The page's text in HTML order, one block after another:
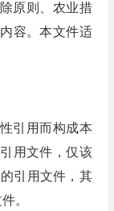
原则、农业措
容。本文件适
引用而构成本
用文件，仅该
引用文件，其
。